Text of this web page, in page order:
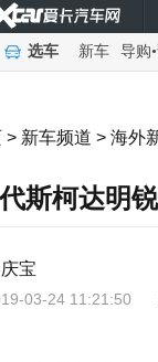
选车 新车 导购•
> 新车频道 > 海外
斯柯达明
宝
03-24 11:21:50